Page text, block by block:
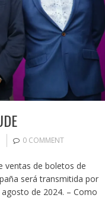
0 COMMENT
ventas de boletos de
será transmitida por
de 2024. – Como